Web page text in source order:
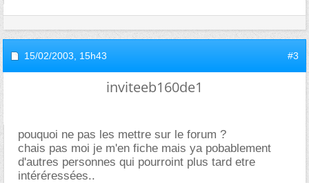
15/02/2003, 15h43 #3
inviteeb160de1
pouquoi ne pas les mettre sur le forum ?
chais pas moi je m'en fiche mais ya pobablement
d'autres personnes qui pourroint plus tard etre
intéréressées..